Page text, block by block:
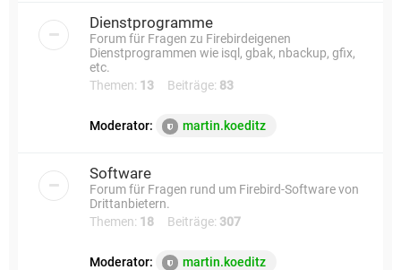
Dienstprogramme
Forum für Fragen zu Firebirdeigenen
Dienstprogrammen wie isql, gbak, nbackup, gfix,
etc.
Themen: 13 Beiträge: 83
Moderator: martin.koeditz
Software
Forum für Fragen rund um Firebird-Software von
Drittanbietern.
Themen: 18 Beiträge: 307
Moderator: martin.koeditz